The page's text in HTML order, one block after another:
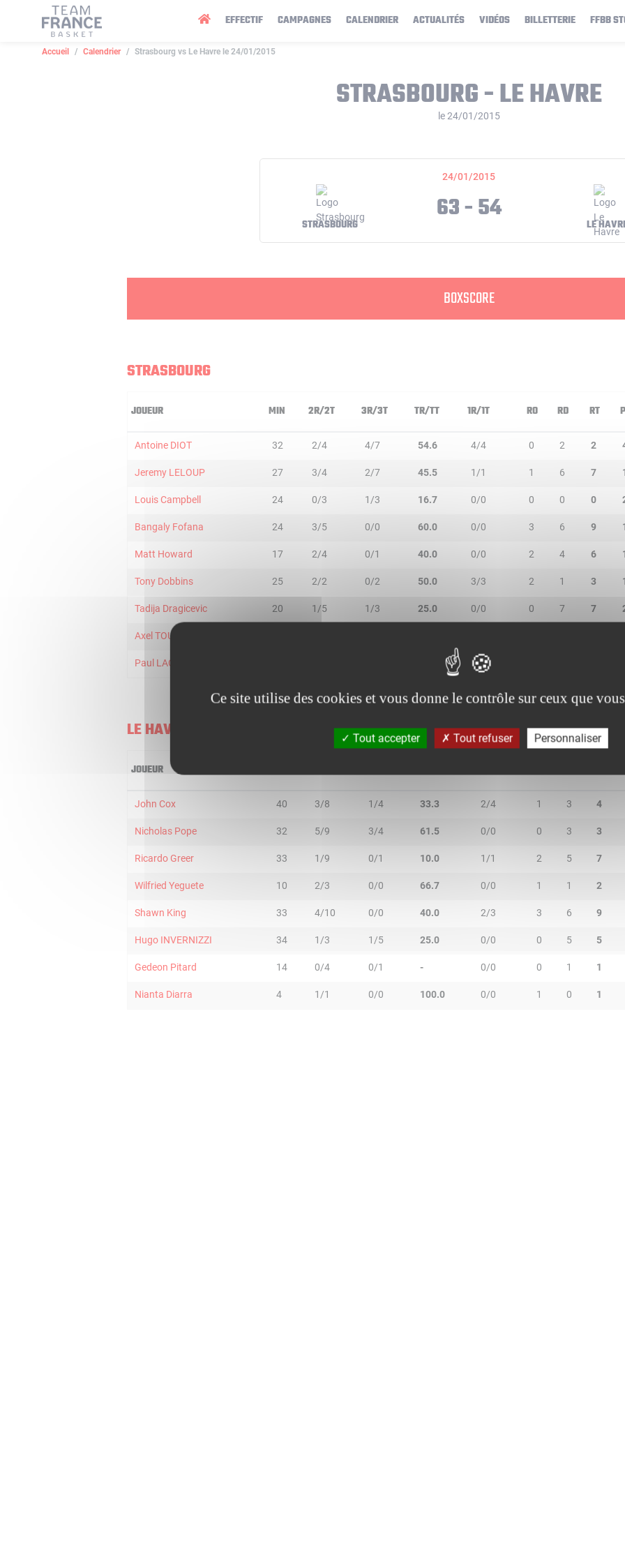
EFFECTIF CAMPAGNES CALENDRIER ACTUALITÉS VIDÉOS BILLETTERIE FFBB
Accueil Calendrier Strasbourg vs Le Havre le 24/01/2015
STRASBOURG - LE HAVRE
le 24/01/2015
24/01/2015
STRASBOURG 63 - 54 LE
BOXSCORE
STRASBOURG
JOUEUR MIN 2R/2T 3R/3T TR/TT 1R/1T RO RD RT
Antoine DIOT 32 2/4 4/7 54.6 4/4 0 2 2
Jeremy LELOUP 27 3/4 2/7 45.5 1/1 1 6 7
Louis Campbell 24 0/3 1/3 16.7 0/0 0 0 0
Bangaly Fofana 24 3/5 0/0 60.0 0/0 3 6 9
Matt Howard 17 2/4 0/1 40.0 0/0 2 4 6
Tony Dobbins 25 2/2 0/2 50.0 3/3 2 1 3
Tadija Dragicevic 20 1/5 1/3 25.0 0/0 0 7 7
Axel TOUPANE
Paul LACOMBE 0/0
LE HAVRE
JOUEUR
John Cox 40 3/8 1/4 33.3 2/4 1 3 4
Nicholas Pope 32 5/9 3/4 61.5 0/0 0 3 3
Ricardo Greer 33 1/9 0/1 10.0 1/1 2 5 7
Wilfried Yeguete 10 2/3 0/0 66.7 0/0 1 1 2
Shawn King 33 4/10 0/0 40.0 2/3 3 6 9
Hugo INVERNIZZI 34 1/3 1/5 25.0 0/0 0 5 5
Gedeon Pitard 14 0/4 0/1 - 0/0 0 1 1
Nianta Diarra 4 1/1 0/0 100.0 0/0 1 0 1
Panneau de gestion des cookies
Ce site utilise des cookies et vous donne le contrôle sur ceux que
Tout accepter Tout refuser Personnaliser